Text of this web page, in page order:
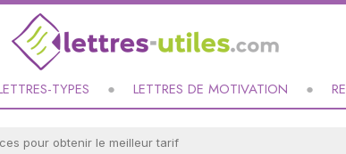
TYPES LETTRES DE MOTIVATION
pour obtenir le meilleur tarif